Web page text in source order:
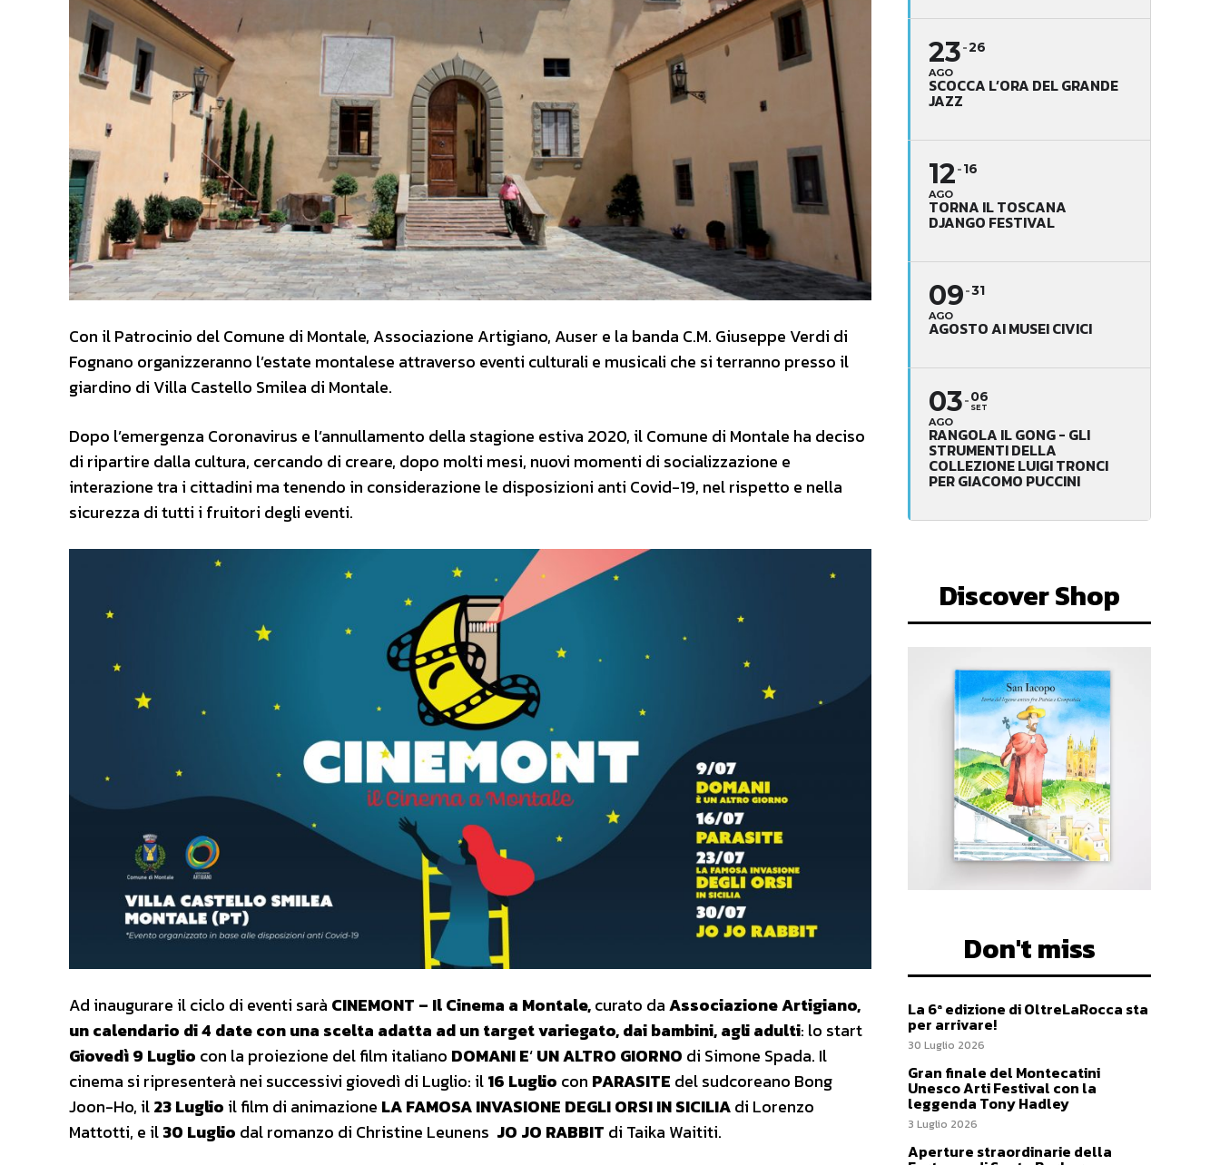
Con il Patrocinio del Comune di Montale, Associazione Artigiano, Auser e la banda C.M. Giuseppe Verdi di
Fognano organizzeranno l’estate montalese attraverso eventi culturali e musicali che si terranno presso il
giardino di Villa Castello Smilea di Montale.
Dopo l’emergenza Coronavirus e l’annullamento della stagione estiva 2020, il Comune di Montale ha deciso
di ripartire dalla cultura, cercando di creare, dopo molti mesi, nuovi momenti di socializzazione e
interazione tra i cittadini ma tenendo in considerazione le disposizioni anti Covid-19, nel rispetto e nella
sicurezza di tutti i fruitori degli eventi.
Ad inaugurare il ciclo di eventi sarà CINEMONT – Il Cinema a Montale,curato daAssociazione Artigiano,
un calendario di 4 date con una scelta adatta ad un target variegato, dai bambini, agli adulti: lo start
Giovedì 9 Luglio con la proiezione del film italiano DOMANIE‘UNALTRO GIORNO di Simone Spada. Il
cinema si ripresenterà nei successivi giovedì di Luglio: il16 Luglio con PARASITE del sudcoreano Bong
Joon-Ho, il23 Luglio il film di animazione LAFAMOSAINVASIONE DEGLI ORSI IN SICILIAdi Lorenzo
Mattotti, e il30 Luglio dal romanzo di Christine Leunens JO JO RABBIT di Taika Waititi.
23
AGO
26
SCOCCA L’ORA DEL GRANDE
JAZZ
12
AGO
16
TORNA IL TOSCANA
DJANGO FESTIVAL
09
AGO
31
AGOSTO AI MUSEI CIVICI
03
AGO
06
SET
RANGOLA IL GONG - GLI
STRUMENTI DELLA
COLLEZIONE LUIGI TRONCI
PER GIACOMO PUCCINI
Discover Shop
Don't miss
La 6ª edizione di OltreLaRocca sta
per arrivare!
30 Luglio 2026
Gran finale del Montecatini
Unesco Arti Festival con la
leggenda Tony Hadley
3 Luglio 2026
Aperture straordinarie della